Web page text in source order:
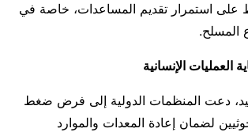
على استمرار تقديم المساعدات، خاصة في
المسلح.
العمليات الإنسانية
دعت المنظمات الدولية إلى فرض ضغط
لضمان إعادة المعدات والموارد